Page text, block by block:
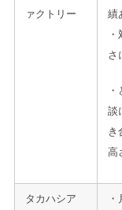
ァクトリー
績
さ
談
き
高
タカハシア